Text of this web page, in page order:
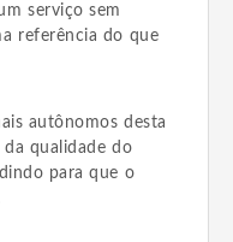
serviço sem
referência do que
autônomos desta
da qualidade do
para que o